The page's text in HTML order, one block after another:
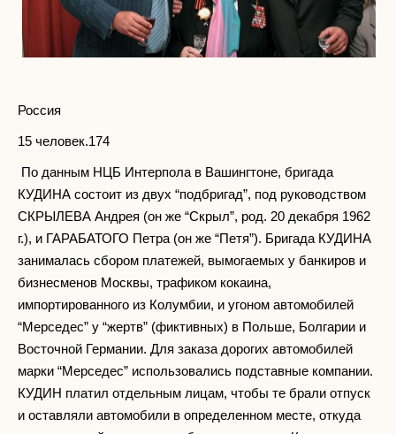
Россия
15 человек.174
По данным НЦБ Интерпола в Вашингтоне, бригада
КУДИНА состоит из двух “подбригад”, под руководством
СКРЫЛЕВА Андрея (он же “Скрыл”, род. 20 декабря 1962
г.), и ГАРАБАТОГО Петра (он же “Петя”). Бригада КУДИНА
занималась сбором платежей, вымогаемых у банкиров и
бизнесменов Москвы, трафиком кокаина,
импортированного из Колумбии, и угоном автомобилей
“Мерседес” у “жертв” (фиктивных) в Польше, Болгарии и
Восточной Германии. Для заказа дорогих автомобилей
марки “Мерседес” использовались подставные компании.
КУДИН платил отдельным лицам, чтобы те брали отпуск
и оставляли автомобили в определенном месте, откуда